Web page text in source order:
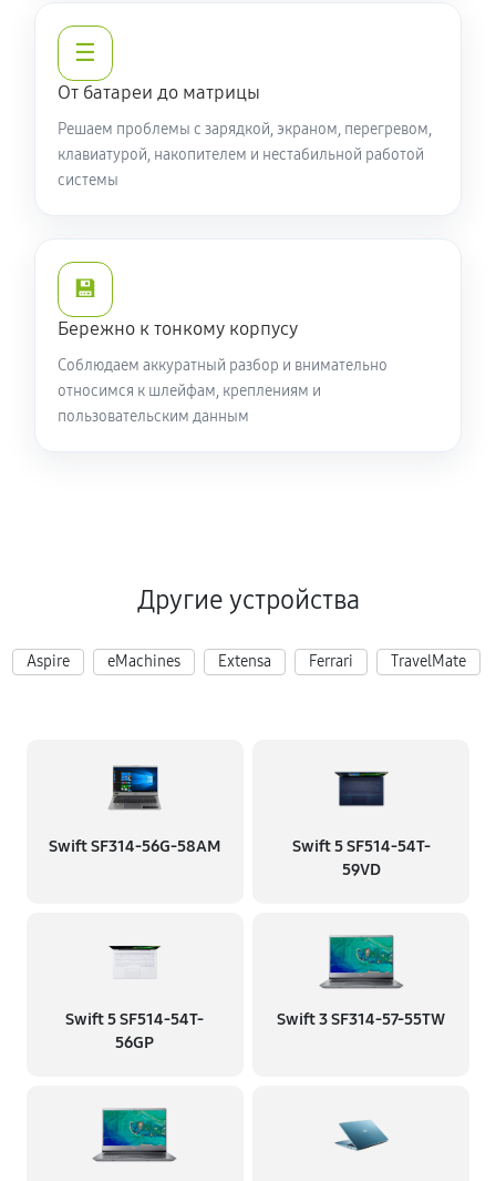
☰
От батареи до матрицы
Решаем проблемы с зарядкой, экраном, перегревом,
клавиатурой, накопителем и нестабильной работой
системы
💾
Бережно к тонкому корпусу
Соблюдаем аккуратный разбор и внимательно
относимся к шлейфам, креплениям и
пользовательским данным
Другие устройства
Aspire eMachines Extensa Ferrari TravelMate
Swift SF314-56G-58AM
Swift 5 SF514-54T-
59VD
Swift 5 SF514-54T-
56GP
Swift 3 SF314-57-55TW